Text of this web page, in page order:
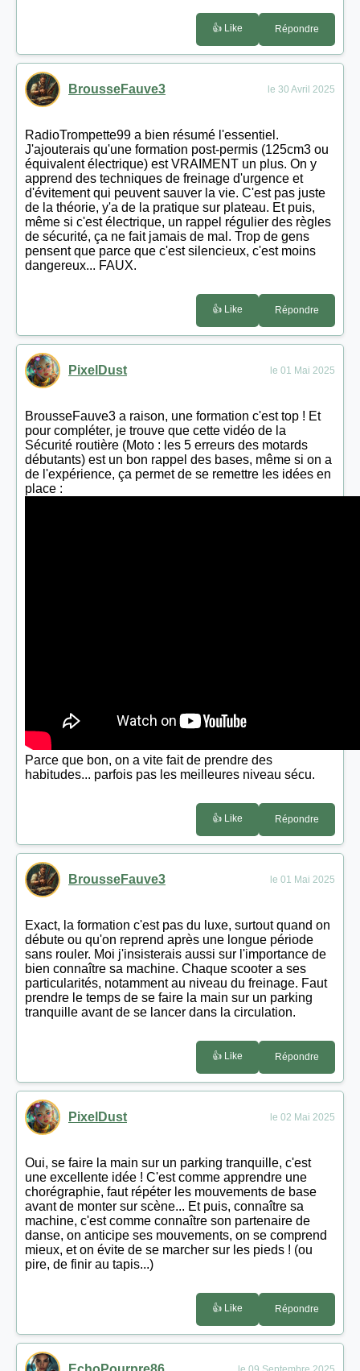
👍 Like Répondre
BrousseFauve3 le 30 Avril 2025
RadioTrompette99 a bien résumé l'essentiel.
J'ajouterais qu'une formation post-permis (125cm3 ou
équivalent électrique) est VRAIMENT un plus. On y
apprend des techniques de freinage d'urgence et
d'évitement qui peuvent sauver la vie. C'est pas juste
de la théorie, y'a de la pratique sur plateau. Et puis,
même si c'est électrique, un rappel régulier des règles
de sécurité, ça ne fait jamais de mal. Trop de gens
pensent que parce que c'est silencieux, c'est moins
dangereux... FAUX.
👍 Like Répondre
PixelDust le 01 Mai 2025
BrousseFauve3 a raison, une formation c'est top ! Et
pour compléter, je trouve que cette vidéo de la
Sécurité routière (Moto : les 5 erreurs des motards
débutants) est un bon rappel des bases, même si on a
de l'expérience, ça permet de se remettre les idées en
place :
Parce que bon, on a vite fait de prendre des
habitudes... parfois pas les meilleures niveau sécu.
👍 Like Répondre
BrousseFauve3 le 01 Mai 2025
Exact, la formation c'est pas du luxe, surtout quand on
débute ou qu'on reprend après une longue période
sans rouler. Moi j'insisterais aussi sur l'importance de
bien connaître sa machine. Chaque scooter a ses
particularités, notamment au niveau du freinage. Faut
prendre le temps de se faire la main sur un parking
tranquille avant de se lancer dans la circulation.
👍 Like Répondre
PixelDust le 02 Mai 2025
Oui, se faire la main sur un parking tranquille, c'est
une excellente idée ! C'est comme apprendre une
chorégraphie, faut répéter les mouvements de base
avant de monter sur scène... Et puis, connaître sa
machine, c'est comme connaître son partenaire de
danse, on anticipe ses mouvements, on se comprend
mieux, et on évite de se marcher sur les pieds ! (ou
pire, de finir au tapis...)
👍 Like Répondre